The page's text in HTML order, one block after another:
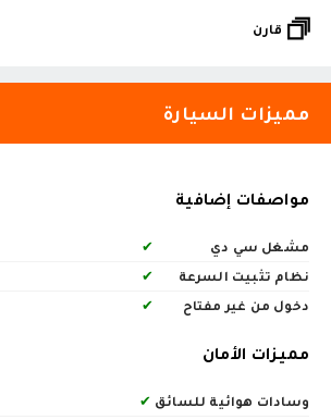
قارن
مميزات السيارة
مواصفات إضافية
مشغل سي دي
✔
نظام تثبيت السرعة
✔
دخول من غير مفتاح
✔
مميزات الأمان
وسادات هوائية للسائق ✔